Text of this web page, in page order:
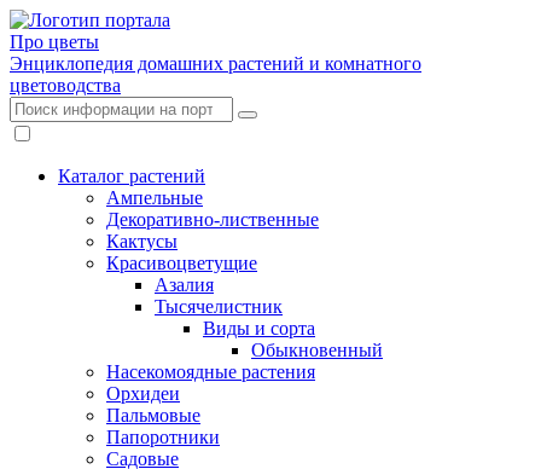
Про цветы
Энциклопедия домашних растений и комнатного
цветоводства
Каталог растений
Ампельные
Декоративно-лиственные
Кактусы
Красивоцветущие
Азалия
Тысячелистник
Виды и сорта
Обыкновенный
Насекомоядные растения
Орхидеи
Пальмовые
Папоротники
Садовые